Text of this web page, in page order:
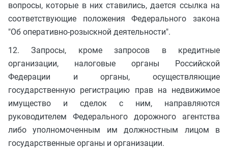
вопросы, которые в них ставились, дается ссылка на
соответствующие положения Федерального закона
"Об оперативно-розыскной деятельности".
12. Запросы, кроме запросов в кредитные
организации, налоговые органы Российской
Федерации и органы, осуществляющие
государственную регистрацию прав на недвижимое
имущество и сделок с ним, направляются
руководителем Федерального дорожного агентства
либо уполномоченным им должностным лицом в
государственные органы и организации.